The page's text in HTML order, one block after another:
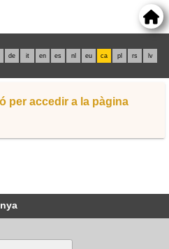
de it en es nl eu ca pl rs lv
per accedir a la pàgina